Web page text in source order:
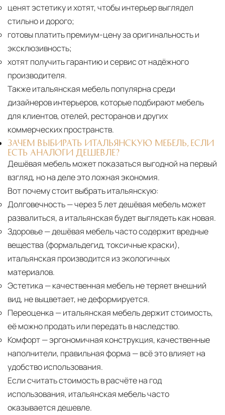
ценят эстетику и хотят, чтобы интерьер выглядел
стильно и дорого;
готовы платить премиум-цену за оригинальность и
эксклюзивность;
хотят получить гарантию и сервис от надёжного
производителя.
Также итальянская мебель популярна среди
дизайнеров интерьеров, которые подбирают мебель
для клиентов, отелей, ресторанов и других
коммерческих пространств.
ЗАЧЕМ ВЫБИРАТЬ ИТАЛЬЯНСКУЮ МЕБЕЛЬ, ЕСЛИ
ЕСТЬ АНАЛОГИ ДЕШЕВЛЕ?
Дешёвая мебель может показаться выгодной на первый
взгляд, но на деле это ложная экономия.
Вот почему стоит выбрать итальянскую:
Долговечность— через 5 лет дешёвая мебель может
развалиться, а итальянская будет выглядеть как новая.
Здоровье— дешёвая мебель часто содержит вредные
вещества (формальдегид, токсичные краски),
итальянская производится из экологичных
материалов.
Эстетика — качественная мебель не теряет внешний
вид, не выцветает, не деформируется.
Переоценка — итальянская мебель держит стоимость,
её можно продать или передать в наследство.
Комфорт— эргономичная конструкция, качественные
наполнители, правильная форма — всё это влияет на
удобство использования.
Если считать стоимость в расчёте на год
использования, итальянская мебель часто
оказывается дешевле.